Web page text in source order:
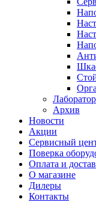
Архив
Новости
Акции
Сервисный
Поверка
Оплата и
О магазине
Дилеры
Контакты